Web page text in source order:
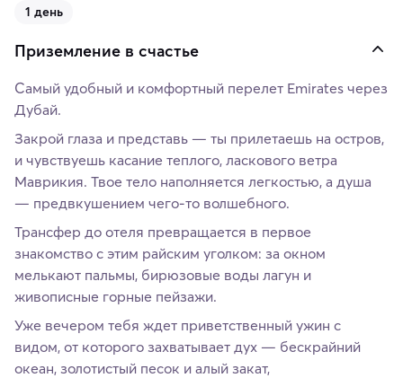
1 день
Приземление в счастье
Самый удобный и комфортный перелет Emirates через
Дубай.
Закрой глаза и представь — ты прилетаешь на остров,
и чувствуешь касание теплого, ласкового ветра
Маврикия. Твое тело наполняется легкостью, а душа
— предвкушением чего-то волшебного.
Трансфер до отеля превращается в первое
знакомство с этим райским уголком: за окном
мелькают пальмы, бирюзовые воды лагун и
живописные горные пейзажи.
Уже вечером тебя ждет приветственный ужин с
видом, от которого захватывает дух — бескрайний
океан, золотистый песок и алый закат,